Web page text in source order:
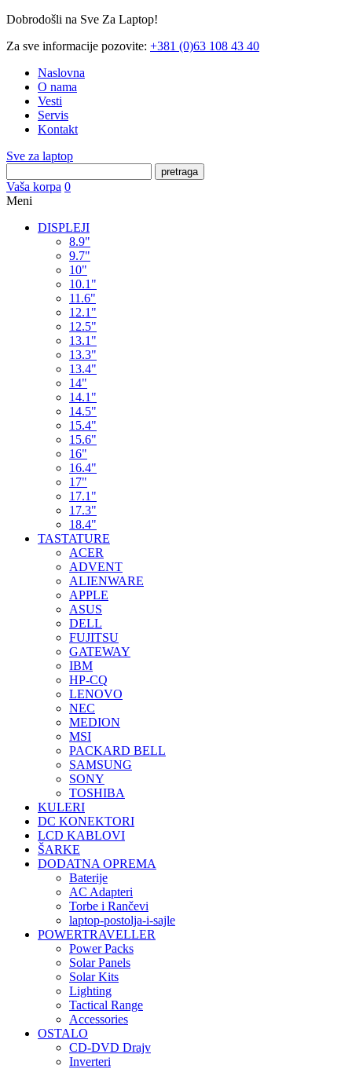
Dobrodošli na Sve Za Laptop!
Za sve informacije pozovite: +381 (0)63 108 43 40
Naslovna
O nama
Vesti
Servis
Kontakt
Sve za laptop
pretraga
Vaša korpa 0
Meni
DISPLEJI
8.9"
9.7"
10"
10.1"
11.6"
12.1"
12.5"
13.1"
13.3"
13.4"
14"
14.1"
14.5"
15.4"
15.6"
16"
16.4"
17"
17.1"
17.3"
18.4"
TASTATURE
ACER
ADVENT
ALIENWARE
APPLE
ASUS
DELL
FUJITSU
GATEWAY
IBM
HP-CQ
LENOVO
NEC
MEDION
MSI
PACKARD BELL
SAMSUNG
SONY
TOSHIBA
KULERI
DC KONEKTORI
LCD KABLOVI
ŠARKE
DODATNA OPREMA
Baterije
AC Adapteri
Torbe i Rančevi
laptop-postolja-i-sajle
POWERTRAVELLER
Power Packs
Solar Panels
Solar Kits
Lighting
Tactical Range
Accessories
OSTALO
CD-DVD Drajv
Inverteri